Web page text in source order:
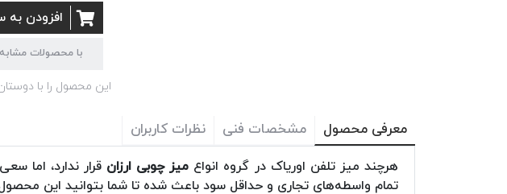
افزودن به
با محصولات
این محصول را با
معرفی محصول مشخصات فنی نظرات کاربران
هرچند میز تلفن اوریاک در گروه انواع میز چوبی ارزان قرار ندارد، اما
تمام واسطه‌های تجاری و حداقل سود باعث شده تا شما بتوانید این